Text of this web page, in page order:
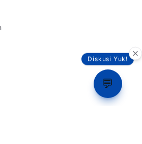
Diskusi Yuk!
💬